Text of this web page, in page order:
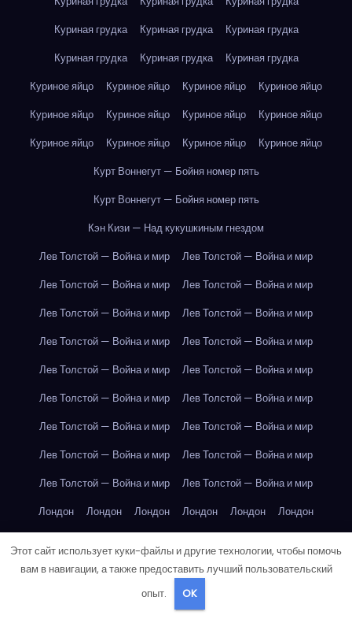
Куриная грудка
Куриная грудка
Куриная грудка
Куриная грудка
Куриная грудка
Куриная грудка
Куриное яйцо
Куриное яйцо Куриное яйцо
Куриное яйцо
Куриное яйцо
Куриное яйцо Куриное яйцо
Куриное яйцо
Куриное яйцо
Куриное яйцо Куриное яйцо
Куриное яйцо
Курт Воннегут — Бойня номер пять
Курт Воннегут — Бойня номер пять
Кэн Кизи — Над кукушкиным гнездом
Лев Толстой — Война и мир
Лев Толстой — Война и мир
Лев Толстой — Война и мир
Лев Толстой — Война и мир
Лев Толстой — Война и мир
Лев Толстой — Война и мир
Лев Толстой — Война и мир
Лев Толстой — Война и мир
Лев Толстой — Война и мир
Лев Толстой — Война и мир
Лев Толстой — Война и мир
Лев Толстой — Война и мир
Лев Толстой — Война и мир
Лев Толстой — Война и мир
Лев Толстой — Война и мир
Лев Толстой — Война и мир
Лев Толстой — Война и мир
Лев Толстой — Война и мир
Лондон
Лондон Лондон Лондон Лондон
Лондон
Лондон
Лондон Лондон Лондон Лондон
Лондон
Лондон Лондон
Этот сайт использует куки-файлы и другие технологии, чтобы помочь
вам в навигации, а также предоставить лучший пользовательский
опыт.
OK